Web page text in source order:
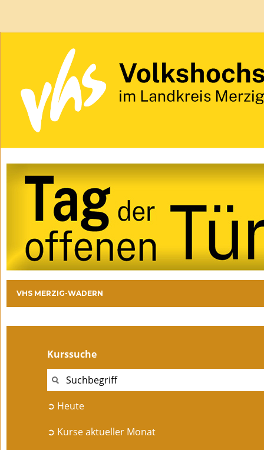
VHS MERZIG-WADERN
Kurssuche
➲ Heute
➲ Kurse aktueller Monat